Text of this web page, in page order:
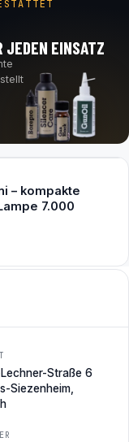
EINSATZ
– kompakte
7.000
Lechner-Straße 6
Siezenheim,